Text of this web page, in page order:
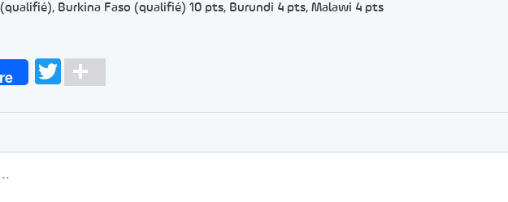
(qualifié), Burkina Faso (qualifié) 10 pts, Burundi 4 pts, Malawi 4 pts
Twitter